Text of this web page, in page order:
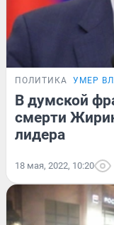
ПОЛИТИКА УМЕР
В думской
смерти
лидера
18 мая, 2022, 10:20